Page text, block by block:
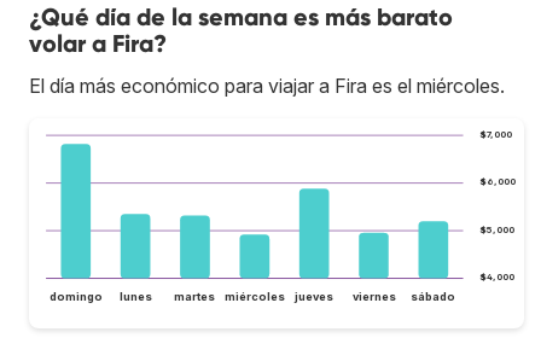
¿Qué día de la semana es más barato
volar a Fira?
El día más económico para viajar a Fira es el miércoles.
$4,000
$5,000
$6,000
$7,000
domingo lunes martes miércoles jueves viernes sábado